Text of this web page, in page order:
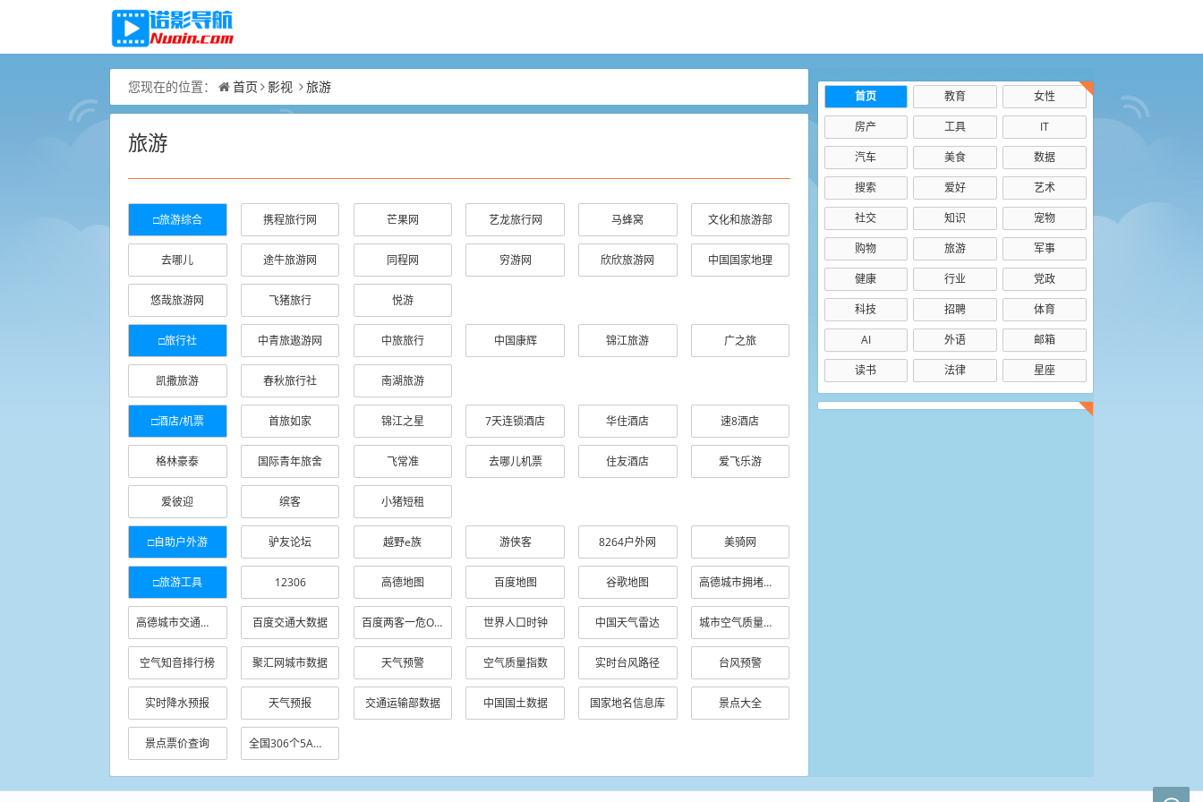
您现在的位置： 首页 影视 旅游
旅游
□旅游综合 携程旅行网 芒果网 艺龙旅行网 马蜂窝 文化和旅游部
去哪儿 途牛旅游网 同程网 穷游网 欣欣旅游网 中国国家地理
悠哉旅游网 飞猪旅行 悦游
□旅行社 中青旅遨游网 中旅旅行 中国康辉 锦江旅游 广之旅
凯撒旅游 春秋旅行社 南湖旅游
□酒店/机票 首旅如家 锦江之星 7天连锁酒店 华住酒店 速8酒店
格林豪泰 国际青年旅舍 飞常准 去哪儿机票 住友酒店 爱飞乐游
爱彼迎 缤客 小猪短租
□自助户外游 驴友论坛 越野e族 游侠客 8264户外网 美骑网
□旅游工具 12306 高德地图 百度地图 谷歌地图 高德城市拥堵排名
高德城市交通健康 百度交通大数据 百度两客一危OD分析 世界人口时钟 中国天气雷达 城市空气质量排行
空气知音排行榜 聚汇网城市数据 天气预警 空气质量指数 实时台风路径 台风预警
实时降水预报 天气预报 交通运输部数据 中国国土数据 国家地名信息库 景点大全
景点票价查询 全国306个5A景区
首页 教育
女性
房产
工具
IT
汽车
美食
数据
搜索
爱好
艺术
社交
知识
宠物
购物
旅游
军事
健康
行业
党政
科技
招聘
体育
AI
外语
邮箱
读书
法律 星座